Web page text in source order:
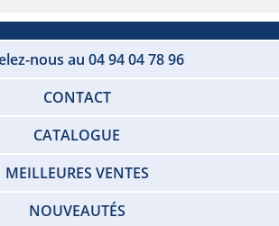
nous au 04 94 04 78 96
CONTACT
CATALOGUE
MEILLEURES VENTES
NOUVEAUTÉS